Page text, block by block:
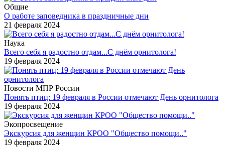
Общие
О работе заповедника в праздничные дни
21 февраля 2024
Наука
Всего себя я радостно отдам...С днём орнитолога!
19 февраля 2024
Новости МПР России
Понять птиц: 19 февраля в России отмечают День орнитолога
19 февраля 2024
Экопросвещение
Экскурсия для женщин КРОО "Общество помощи.."
19 февраля 2024